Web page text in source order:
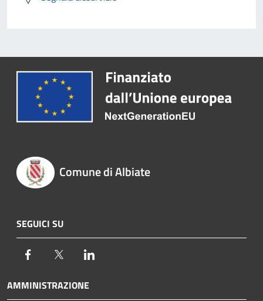
Comune di Albiate
SEGUICI SU
Facebook Twitter
AMMINISTRAZIONE